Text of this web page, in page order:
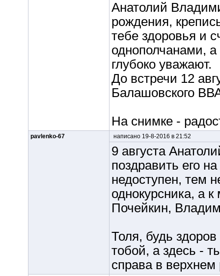
Анатолий
рождения,
тебе здоровья и
однополчанами, а
глубоко уважают.
До встречи 12
Балашовского
На снимке -
pavlenko-67 написано 19-8-2016 в 21:52
9 августа
поздравить его
недоступен, тем
однокурсника, а
Почейкин,
Толя, будь
тобой, а здесь -
справа в верхнем